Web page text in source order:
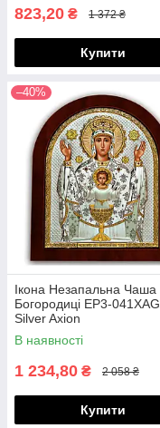
823,20 ₴ 1 372 ₴
Купити
–40%
Ікона Незапальна Чаша
Богородиці EP3-
Silver Axion
В наявності
1 234,80 ₴ 2 058 ₴
Купити